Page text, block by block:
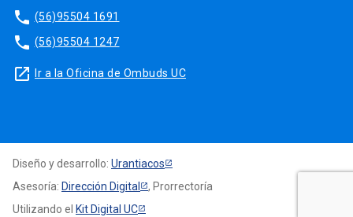
phone (56)95504 1691
phone (56)95504 1247
launch Ir a la Oficina de Ombuds UC
Diseño y desarrollo: Urantiacos
Asesoría: Dirección Digital
, Prorrectoría
Utilizando el Kit Digital UC